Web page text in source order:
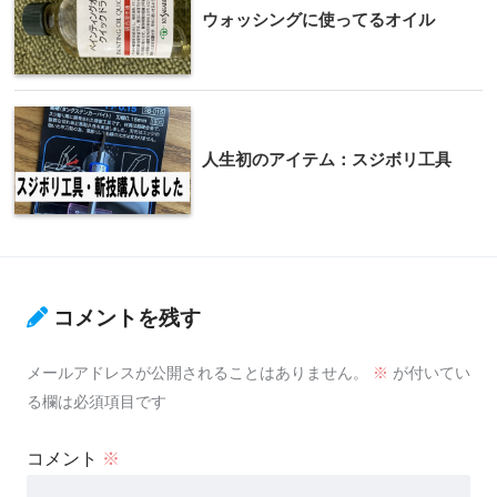
ウォッシングに使ってるオイル
人生初のアイテム：スジボリ工具
コメントを残す
メールアドレスが公開されることはありません。 ※ が付いてい
る欄は必須項目です
コメント ※